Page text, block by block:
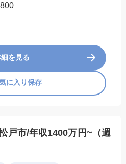
を見る
に入り保存
戸市/年収1400万円~（週